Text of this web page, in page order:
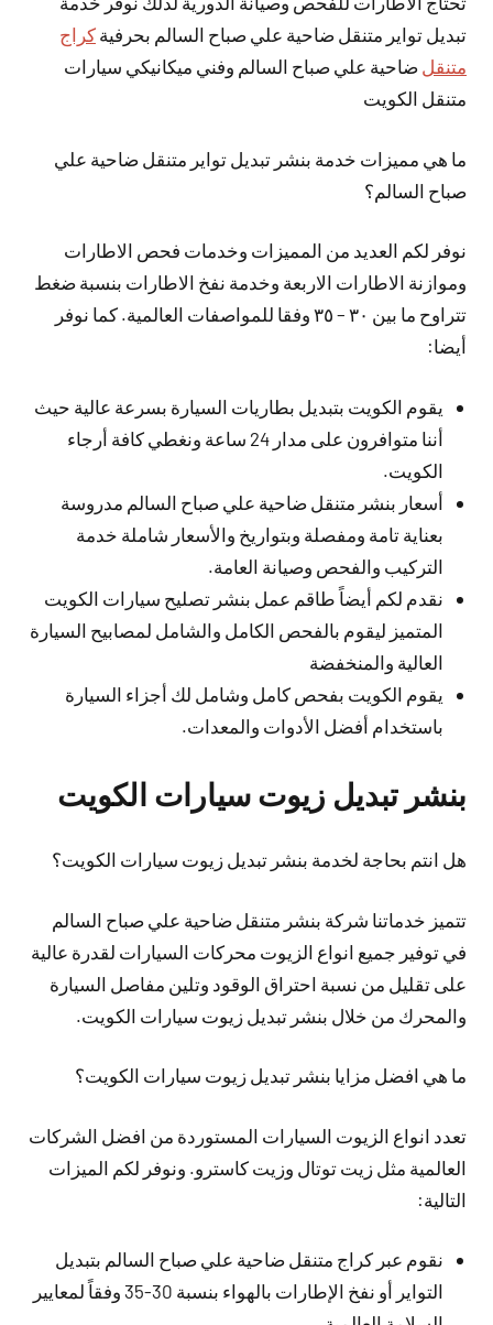
تبديل تواير متنقل ضاحية علي صباح السالم بحرفية كراج
متنقل ضاحية علي صباح السالم وفني ميكانيكي سيارات
متنقل الكويت
ما هي مميزات خدمة بنشر تبديل تواير متنقل ضاحية علي
صباح السالم؟
نوفر لكم العديد من المميزات وخدمات فحص الاطارات
وموازنة الاطارات الاربعة وخدمة نفخ الاطارات بنسبة ضغط
تتراوح ما بين ٣٠ – ٣٥ وفقا للمواصفات العالمية. كما نوفر
أيضا:
يقوم الكويت بتبديل بطاريات السيارة بسرعة عالية حيث
أننا متوافرون على مدار 24 ساعة ونغطي كافة أرجاء
الكويت.
أسعار بنشر متنقل ضاحية علي صباح السالم مدروسة
بعناية تامة ومفصلة وبتواريخ والأسعار شاملة خدمة
التركيب والفحص وصيانة العامة.
نقدم لكم أيضاً طاقم عمل بنشر تصليح سيارات الكويت
المتميز ليقوم بالفحص الكامل والشامل لمصابيح السيارة
العالية والمنخفضة
يقوم الكويت بفحص كامل وشامل لك أجزاء السيارة
باستخدام أفضل الأدوات والمعدات.
بنشر تبديل زيوت سيارات الكويت
هل انتم بحاجة لخدمة بنشر تبديل زيوت سيارات الكويت؟
تتميز خدماتنا شركة بنشر متنقل ضاحية علي صباح السالم
في توفير جميع انواع الزيوت محركات السيارات لقدرة عالية
على تقليل من نسبة احتراق الوقود وتلين مفاصل السيارة
والمحرك من خلال بنشر تبديل زيوت سيارات الكويت.
ما هي افضل مزايا بنشر تبديل زيوت سيارات الكويت؟
تعدد انواع الزيوت السيارات المستوردة من افضل الشركات
العالمية مثل زيت توتال وزيت كاسترو. ونوفر لكم الميزات
التالية:
نقوم عبر كراج متنقل ضاحية علي صباح السالم بتبديل
التواير أو نفخ الإطارات بالهواء بنسبة 30-35 وفقاً لمعايير